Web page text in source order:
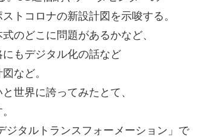
トコロナの新設計図を示唆する。
のどこに問題があるかなど、
もデジタル化の話など
など。
世界に誇ってみたとて、
ジタルトランスフォーメーション」で